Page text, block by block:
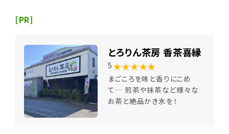
[PR]
とろりん茶房 香茶喜縁
5 ★★★★★
まごころを味と香りにこめ
て… 煎茶や抹茶など様々な
お茶と絶品かき氷を！